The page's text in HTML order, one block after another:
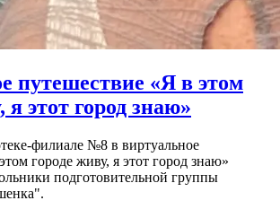
путешествие «Я в этом
я этот город знаю»
филиале №8 в виртуальное
городе живу, я этот город знаю»
подготовительной группы